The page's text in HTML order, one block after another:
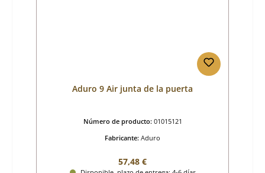
Aduro 9 Air junta de la puerta
Número de producto: 01015121
Fabricante: Aduro
Precio normal:
57,48 €